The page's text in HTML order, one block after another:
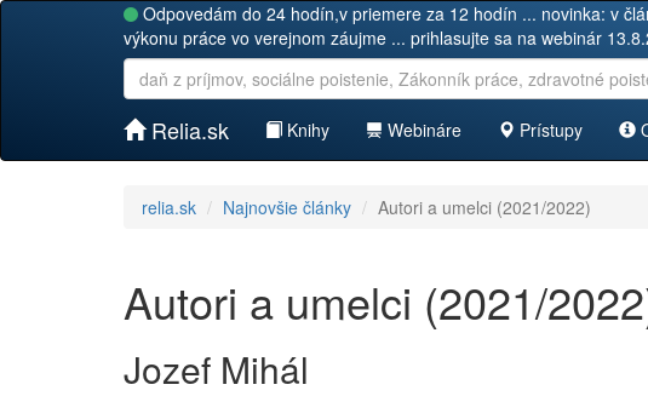
Odpovedám do 24 hodín,v priemere za 12 hodín ... novinka: v
výkonu práce vo verejnom záujme ... prihlasujte sa na webinár
Relia.sk Knihy Webináre Prístupy
relia.sk Najnovšie články Autori a umelci (2021/2022)
Autori a umelci (2021/
Jozef Mihál